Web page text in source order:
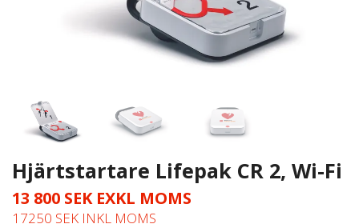
Hjärtstartare Lifepak CR 2, Wi-Fi
13 800 SEK EXKL MOMS
17250 SEK INKL MOMS